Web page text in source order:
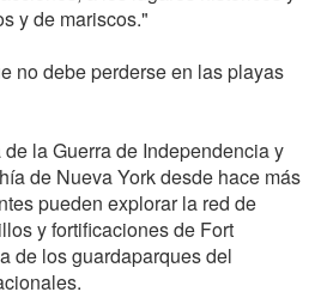
y de mariscos."
no debe perderse en las playas
de la Guerra de Independencia y
de Nueva York desde hace más
pueden explorar la red de
y fortificaciones de Fort
de los guardaparques del